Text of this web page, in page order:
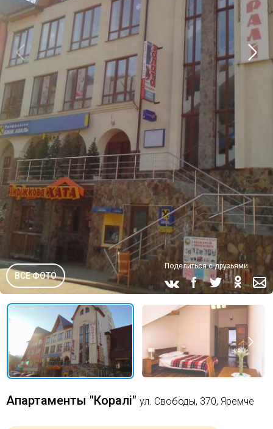
ВСЕ ФОТО
Поделиться с друзьями
Апартаменты "Коралі" ул. Свободы, 370, Яремче